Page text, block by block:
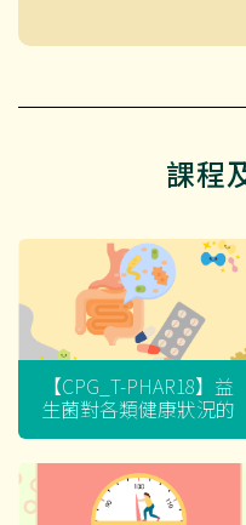
課程
【CPG_T-PHAR18】益
生菌對各類健康狀況的
迷思